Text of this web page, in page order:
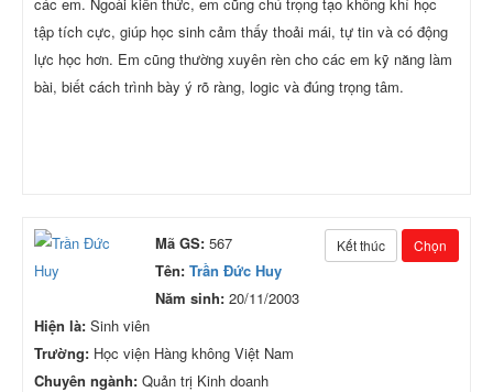
tập tích cực, giúp học sinh cảm thấy thoải mái, tự tin và có động
lực học hơn. Em cũng thường xuyên rèn cho các em kỹ năng làm
bài, biết cách trình bày ý rõ ràng, logic và đúng trọng tâm.
Kết thúc Chọn
Mã GS: 567
Tên: Trần Đức Huy
Năm sinh: 20/11/2003
Hiện là: Sinh viên
Trường: Học viện Hàng không Việt Nam
Chuyên ngành: Quản trị Kinh doanh